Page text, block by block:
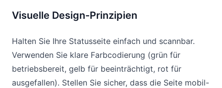
Visuelle Design-Prinzipien
Halten Sie Ihre Statusseite einfach und scannbar.
Verwenden Sie klare Farbcodierung (grün für
betriebsbereit, gelb für beeinträchtigt, rot für
ausgefallen). Stellen Sie sicher, dass die Seite mobil-